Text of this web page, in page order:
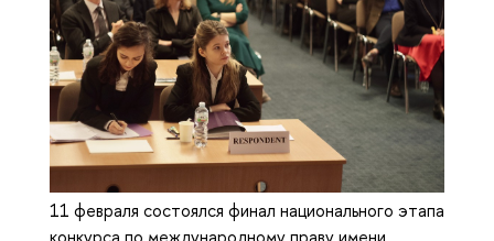
11 февраля состоялся финал национального этапа